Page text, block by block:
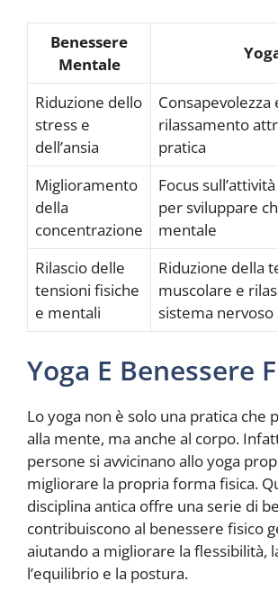
Benessere
Mentale
Riduzione dello
stress e
dell’ansia
Consapevolezza
rilassamento
pratica
Miglioramento
della
concentrazione
Focus
per sviluppare
mentale
Rilascio delle
tensioni fisiche
e mentali
Riduzione della
muscolare e
sistema nervoso
Yoga E Benessere
Lo yoga non è solo una pratica che
alla mente, ma anche al corpo.
persone si avvicinano allo yoga
migliorare la propria forma fisica.
disciplina antica offre una serie di
contribuiscono al benessere fisico
aiutando a migliorare la flessibilità,
l’equilibrio e la postura.